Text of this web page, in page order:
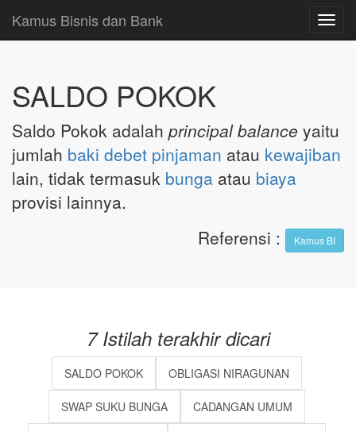
Kamus Bisnis dan Bank
SALDO POKOK
Saldo Pokok adalah principal balance yaitu
jumlah baki debet pinjaman atau kewajiban
lain, tidak termasuk bunga atau biaya
provisi lainnya.
Referensi : Kamus BI
7 Istilah terakhir dicari
SALDO POKOK OBLIGASI NIRAGUNAN
SWAP SUKU BUNGA CADANGAN UMUM